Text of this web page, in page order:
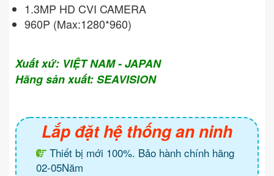
1.3MP HD CVI CAMERA
960P (Max:1280*960)
Xuất xứ: VIỆT NAM - JAPAN
Hãng sản xuất: SEAVISION
Lắp đặt hệ thống an ninh
Thiết bị mới 100%. Bảo hành chính hãng
02-05Năm